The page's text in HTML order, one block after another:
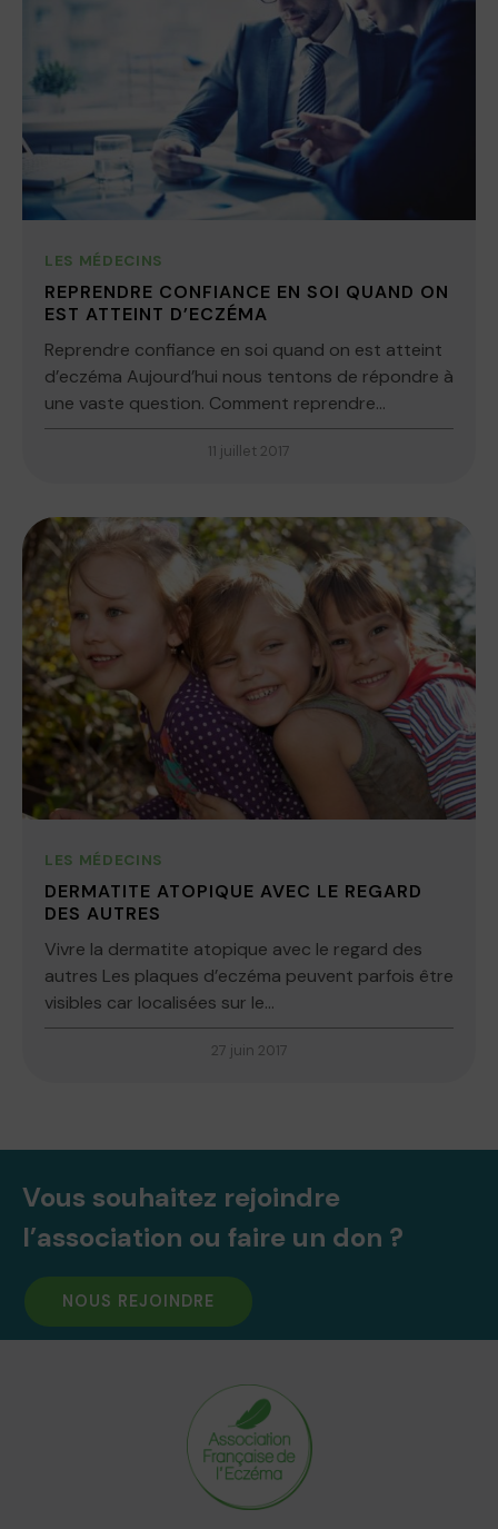
LES MÉDECINS
REPRENDRE CONFIANCE EN SOI QUAND ON
EST ATTEINT D’ECZÉMA
Reprendre confiance en soi quand on est atteint
d’eczéma Aujourd’hui nous tentons de répondre à
une vaste question. Comment reprendre...
11 juillet 2017
LES MÉDECINS
DERMATITE ATOPIQUE AVEC LE REGARD
DES AUTRES
Vivre la dermatite atopique avec le regard des
autres Les plaques d’eczéma peuvent parfois être
visibles car localisées sur le...
27 juin 2017
Vous souhaitez rejoindre
l’association ou faire un don ?
NOUS REJOINDRE